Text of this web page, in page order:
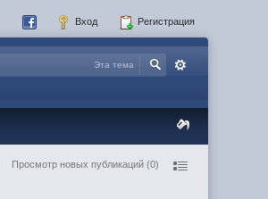
Вход Регистрация
Эта тема
Просмотр новых публикаций (0)